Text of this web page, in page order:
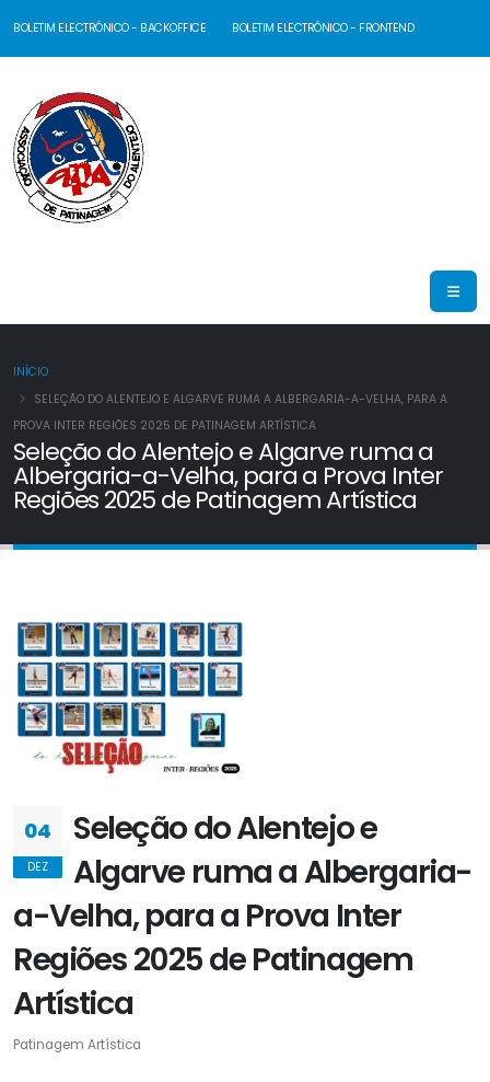
BOLETIM ELECTRÓNICO - BACKOFFICE BOLETIM ELECTRÓNICO - FRONTEND
Seleção do Alentejo e Algarve ruma a
Albergaria-a-Velha, para a Prova Inter
Regiões 2025 de Patinagem Artística
INÍCIO
SELEÇÃO DO ALENTEJO E ALGARVE RUMA A ALBERGARIA-A-VELHA, PARA A
PROVA INTER REGIÕES 2025 DE PATINAGEM ARTÍSTICA
04
DEZ
Seleção do Alentejo e
Algarve ruma a Albergaria-
a-Velha, para a Prova Inter
Regiões 2025 de Patinagem
Artística
Patinagem Artística